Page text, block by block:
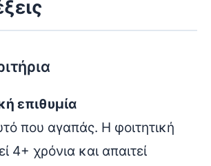
επιθυμία
που αγαπάς. Η φοιτητική
4+ χρόνια και απαιτεί